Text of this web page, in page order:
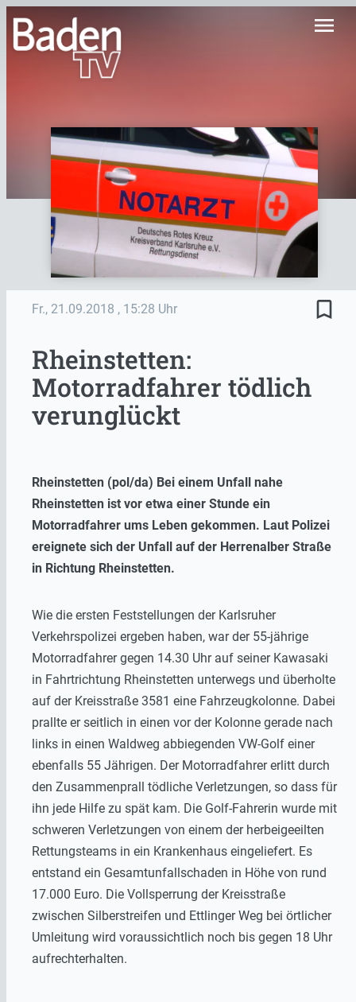
menu
Fr., 21.09.2018 , 15:28 Uhr bookmark_border
Rheinstetten:
Motorradfahrer tödlich
verunglückt
Rheinstetten (pol/da) Bei einem Unfall nahe
Rheinstetten ist vor etwa einer Stunde ein
Motorradfahrer ums Leben gekommen. Laut Polizei
ereignete sich der Unfall auf der Herrenalber Straße
in Richtung Rheinstetten.
Wie die ersten Feststellungen der Karlsruher
Verkehrspolizei ergeben haben, war der 55-jährige
Motorradfahrer gegen 14.30 Uhr auf seiner Kawasaki
in Fahrtrichtung Rheinstetten unterwegs und überholte
auf der Kreisstraße 3581 eine Fahrzeugkolonne. Dabei
prallte er seitlich in einen vor der Kolonne gerade nach
links in einen Waldweg abbiegenden VW-Golf einer
ebenfalls 55 Jährigen. Der Motorradfahrer erlitt durch
den Zusammenprall tödliche Verletzungen, so dass für
ihn jede Hilfe zu spät kam. Die Golf-Fahrerin wurde mit
schweren Verletzungen von einem der herbeigeeilten
Rettungsteams in ein Krankenhaus eingeliefert. Es
entstand ein Gesamtunfallschaden in Höhe von rund
17.000 Euro. Die Vollsperrung der Kreisstraße
zwischen Silberstreifen und Ettlinger Weg bei örtlicher
Umleitung wird voraussichtlich noch bis gegen 18 Uhr
aufrechterhalten.